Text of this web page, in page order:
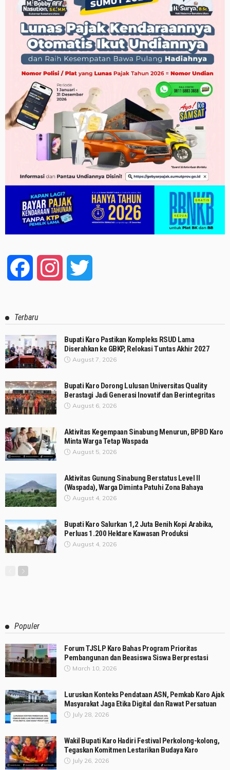
Facebook Instagram
Terbaru
Bupati Karo Pastikan Kompleks RSUD Lama
Diserahkan ke GBKP, Relokasi Tuntas Akhir 2027
August 7, 2026
Bupati Karo Dorong Lulusan Universitas Quality
Berastagi Jadi Generasi Inovatif dan Berintegritas
August 6, 2026
Aktivitas Kegempaan Sinabung Menurun, BPBD Karo
Minta Warga Tetap Waspada
August 5, 2026
Aktivitas Gunung Sinabung Berstatus Level II
(Waspada), Warga Diminta Patuhi Zona Bahaya
August 4, 2026
Bupati Karo Salurkan 1,2 Juta Benih Kopi Arabika,
Perluas 1.200 Hektare Kawasan Produksi
August 4, 2026
Populer
Forum TJSLP Karo Bahas Program Prioritas
Pembangunan dan Beasiswa Siswa Berprestasi
March 10, 2026
Luruskan Konteks Pendataan ASN, Pemkab Karo Ajak
Masyarakat Jaga Etika Digital dan Rawat Persatuan
July 28, 2026
Wakil Bupati Karo Hadiri Festival Perkolong-kolong,
Tegaskan Komitmen Lestarikan Budaya Karo
July 26, 2026